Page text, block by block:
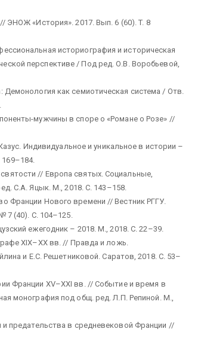
ЭНОЖ «История». 2017. Вып. 6 (60). T. 8
историография и историческая
перспективе / Под ред. О.В. Воробьевой,
как семиотическая система / Отв.
мужчины в споре о «Романе о Розе» //
Индивидуальное и уникальное в истории –
// Европа святых. Социальные,
С.А. Яцык. М., 2018. С. 143–158.
Франции Нового времени // Вестник РГГУ.
7 (40). С. 104–125.
ежегодник – 2018. М., 2018. С. 22–39.
XIX–XX вв. // Правда и ложь.
и Е.С. Решетниковой. Саратов, 2018. С. 53–
Франции XV–XXI вв. // Событие и время в
монография под общ. ред. Л.П. Репиной. М.,
предательства в средневековой Франции //